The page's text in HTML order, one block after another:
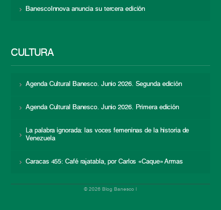
BanescoInnova anuncia su tercera edición
CULTURA
Agenda Cultural Banesco. Junio 2026. Segunda edición
Agenda Cultural Banesco. Junio 2026. Primera edición
La palabra ignorada: las voces femeninas de la historia de
Venezuela
Caracas 455: Café rajatabla, por Carlos «Caque» Armas
© 2026 Blog Banesco |